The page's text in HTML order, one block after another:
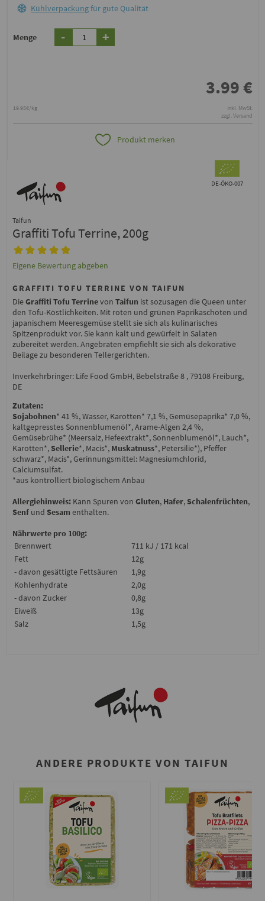
Kühlverpackungfür gute Qualität
Menge - +
3.99€
19.95€/kg
inkl. MwSt.
zzgl. Versand
Produkt merken
DE-ÖKO-007
Taifun
Graffiti Tofu Terrine, 200g
Eigene Bewertung abgeben
GRAFFITI TOFU TERRINE VON TAIFUN
DieGraffiti Tofu Terrinevon Taifun ist sozusagen die Queen unter
den Tofu-Köstlichkeiten. Mit roten und grünen Paprikaschoten und
japanischem Meeresgemüse stellt sie sich als kulinarisches
Spitzenprodukt vor. Sie kann kalt und gewürfelt in Salaten
zubereitet werden. Angebraten empfiehlt sie sich als dekorative
Beilage zu besonderen Tellergerichten.
Inverkehrbringer: Life Food GmbH, Bebelstraße 8 , 79108 Freiburg,
DE
Zutaten:
Sojabohnen* 41 %, Wasser, Karotten* 7,1 %, Gemüsepaprika* 7,0 %,
kaltgepresstes Sonnenblumenöl*, Arame-Algen 2,4 %,
Gemüsebrühe* (Meersalz, Hefeextrakt*, Sonnenblumenöl*, Lauch*,
Karotten*,Sellerie*, Macis*, Muskatnuss*, Petersilie*), Pfeffer
schwarz*, Macis*, Gerinnungsmittel: Magnesiumchlorid,
Calciumsulfat.
*aus kontrolliert biologischem Anbau
Allergiehinweis:Kann Spuren von Gluten, Hafer,Schalenfrüchten,
Senfund Sesam enthalten.
Nährwerte pro 100g:
Brennwert
711 kJ / 171 kcal
Fett
12g
- davon gesättigte Fettsäuren
1,9g
Kohlenhydrate
2,0g
- davon Zucker
0,8g
Eiweiß
13g
Salz
1,5g
ANDERE PRODUKTE VON TAIFUN